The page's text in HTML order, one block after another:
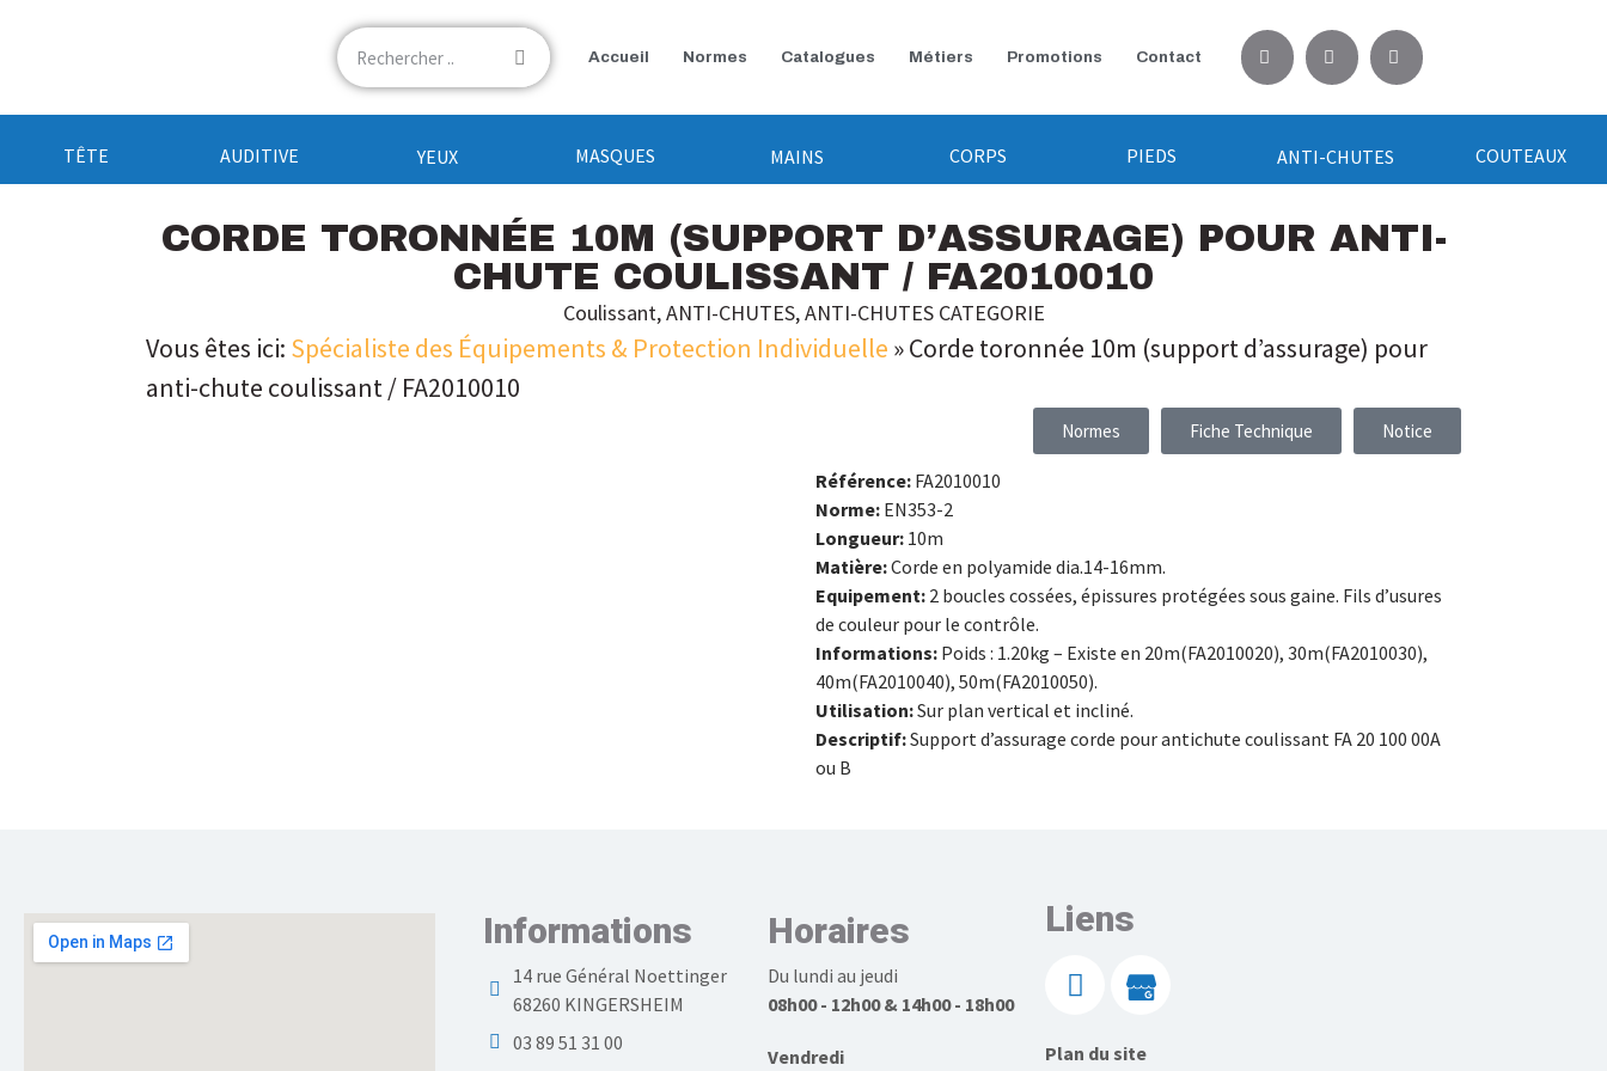
Accueil Normes Catalogues Métiers Promotions Contact
TÊTE AUDITIVE YEUX MASQUES MAINS CORPS PIEDS ANTI-CHUTES COUTEAUX
CORDE TORONNÉE 10M (SUPPORT D’ASSURAGE) POUR ANTI-
CHUTE COULISSANT / FA2010010
Coulissant,ANTI-CHUTES,ANTI-CHUTES CATEGORIE
Vous êtes ici: Spécialiste des Équipements & Protection Individuelle »Corde toronnée 10m (support d’assurage) pour
anti-chute coulissant / FA2010010
Normes Fiche Technique Notice
Référence: FA2010010
Norme: EN353-2
Longueur: 10m
Matière:Corde en polyamide dia.14-16mm.
Equipement: 2 boucles cossées, épissures protégées sous gaine. Fils d’usures
de couleur pour le contrôle.
Informations: Poids : 1.20kg – Existe en 20m(FA2010020), 30m(FA2010030),
40m(FA2010040), 50m(FA2010050).
Utilisation:Sur plan vertical et incliné.
Descriptif:Support d’assurage corde pour antichute coulissant FA 20 100 00A
ou B
Informations
14 rue Général Noettinger
68260 KINGERSHEIM
03 89 51 31 00
Horaires
Du lundi au jeudi
08h00 - 12h00 & 14h00 - 18h00
Vendredi
Liens
Plan du site